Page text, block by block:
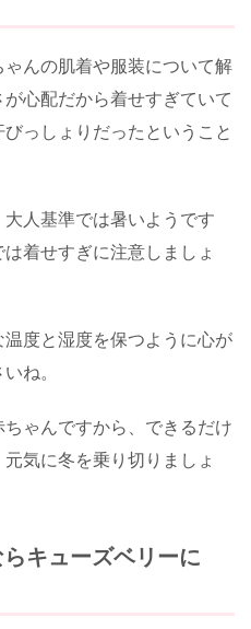
んの肌着や服装について解
心配だから着せすぎていて
っしょりだったということ
人基準では暑いようです
着せすぎに注意しましょ
度と湿度を保つように心が
ね。
ゃんですから、できるだけ
気に冬を乗り切りましょ
キューズベリーに